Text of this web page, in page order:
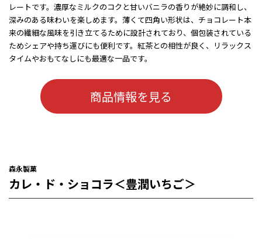
レートです。濃厚なミルクのコクと甘いバニラの香りが絶妙に調和し、
深みのある味わいを楽しめます。薄くて四角い形状は、チョコレート本
来の繊細な風味を引き立てるために設計されており、個包装されている
ためシェアや持ち運びにも便利です。紅茶との相性が良く、リラックス
タイムやおもてなしにも最適な一品です。
商品情報を見る
森永製菓
カレ・ド・ショコラ＜豊潤いちご＞